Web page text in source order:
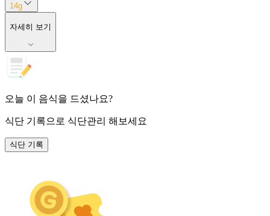
14g
자세히 보기
오늘 이 음식을 드셨나요?
식단 기록으로 식단관리 해보세요
식단 기록